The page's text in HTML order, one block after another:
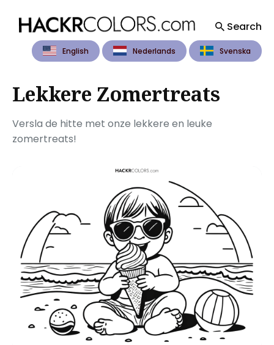
Search
English Nederlands Svenska
Search
Blog
Lekkere Zomertreats
Versla de hitte met onze lekkere en leuke
zomertreats!